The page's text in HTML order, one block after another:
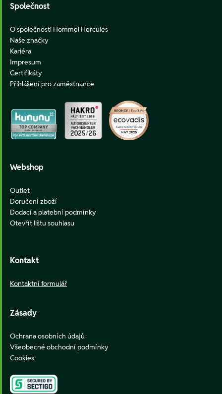
Společnost
O společnosti Hommel Hercules
Naše značky
Kariéra
Impresum
Certifikáty
Přihlášení pro zaměstnance
Webshop
Outlet
Doručení zboží
Dodací a platební podmínky
Otevřít lištu souhlasu
Kontakt
Kontaktní formulář
Zásady
Ochrana osobních údajů
Všeobecné obchodní podmínky
Cookies